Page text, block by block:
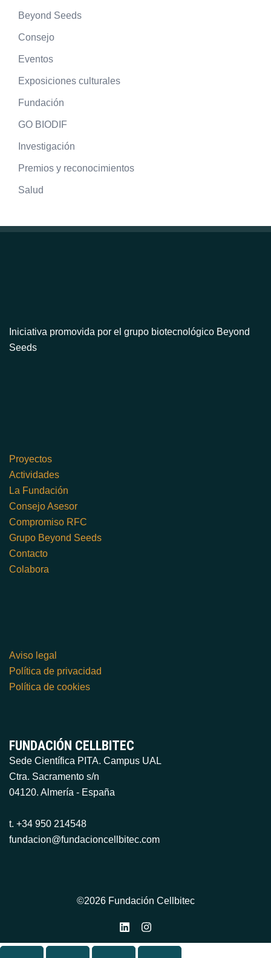
Beyond Seeds
Consejo
Eventos
Exposiciones culturales
Fundación
GO BIODIF
Investigación
Premios y reconocimientos
Salud
Iniciativa promovida por el grupo biotecnológico Beyond
Seeds
Proyectos
Actividades
La Fundación
Consejo Asesor
Compromiso RFC
Grupo Beyond Seeds
Contacto
Colabora
Aviso legal
Política de privacidad
Política de cookies
FUNDACIÓN CELLBITEC
Sede Científica PITA. Campus UAL
Ctra. Sacramento s/n
04120. Almería - España
t. +34 950 214548
fundacion@fundacioncellbitec.com
©2026 Fundación Cellbitec